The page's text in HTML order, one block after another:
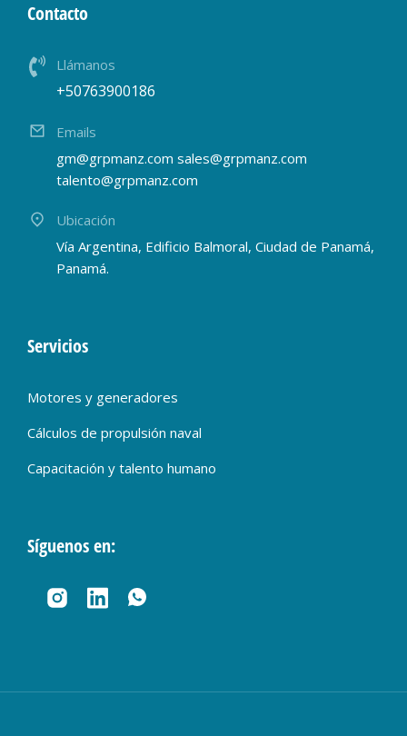
Contacto
Llámanos
+50763900186
Emails
gm@grpmanz.com sales@grpmanz.com
talento@grpmanz.com
Ubicación
Vía Argentina, Edificio Balmoral, Ciudad de Panamá,
Panamá.
Servicios
Motores y generadores
Cálculos de propulsión naval
Capacitación y talento humano
Síguenos en: